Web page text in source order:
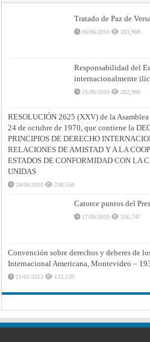
Tratado de Paz de
06/06/2010 393,908
Responsabilidad del
internacionalmente
25/06/2010 262,960
RESOLUCIÓN 2625 (XXV) de la
24 de octubre de 1970, que contiene la
PRINCIPIOS DE DERECHO
RELACIONES DE AMISTAD Y A LA
ESTADOS DE CONFORMIDAD CON LA
UNIDAS
24/06/2010 238,558
Catorce puntos del
17/06/2010 166,747
Convención sobre derechos y deberes de
Internacional Americana, Montevideo –
21/01/2013 123,539